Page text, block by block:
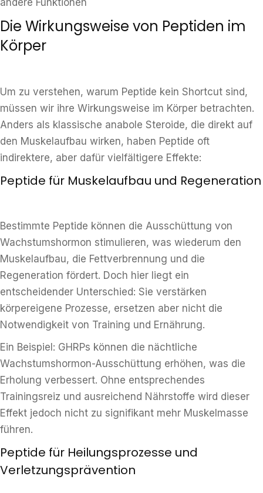
andere Funktionen
Die Wirkungsweise von Peptiden im
Körper
Um zu verstehen, warum Peptide kein Shortcut sind,
müssen wir ihre Wirkungsweise im Körper betrachten.
Anders als klassische anabole Steroide, die direkt auf
den Muskelaufbau wirken, haben Peptide oft
indirektere, aber dafür vielfältigere Effekte:
Peptide für Muskelaufbau und Regeneration
Bestimmte Peptide können die Ausschüttung von
Wachstumshormon stimulieren, was wiederum den
Muskelaufbau, die Fettverbrennung und die
Regeneration fördert. Doch hier liegt ein
entscheidender Unterschied: Sie verstärken
körpereigene Prozesse, ersetzen aber nicht die
Notwendigkeit von Training und Ernährung.
Ein Beispiel: GHRPs können die nächtliche
Wachstumshormon-Ausschüttung erhöhen, was die
Erholung verbessert. Ohne entsprechendes
Trainingsreiz und ausreichend Nährstoffe wird dieser
Effekt jedoch nicht zu signifikant mehr Muskelmasse
führen.
Peptide für Heilungsprozesse und
Verletzungsprävention